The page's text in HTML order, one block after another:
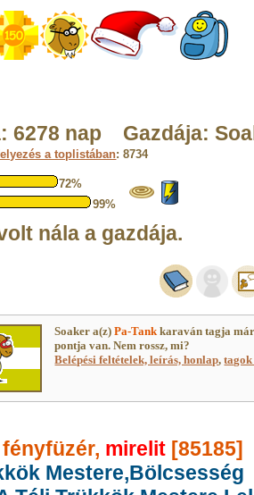
6278 nap Gazdája:
a toplistában: 8734
72%
99%
nála a gazdája.
Soaker a(z)Pa-Tankkaraván tagja
pontja van. Nem rossz, mi?
Belépési feltételek, leírás, honlap,
mirelit [85185]
Mestere,Bölcsesség